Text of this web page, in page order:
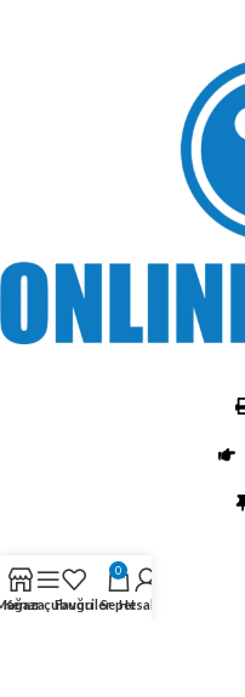
Kenar çubuğu
Favoriler
0
SepetHesabım